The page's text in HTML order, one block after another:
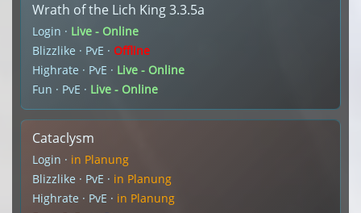
Wrath of the Lich King 3.3.5a
Login · Live - Online
Blizzlike · PvE · Offline
Highrate · PvE · Live - Online
Fun · PvE · Live - Online
Cataclysm
Login · in Planung
Blizzlike · PvE · in Planung
Highrate · PvE · in Planung